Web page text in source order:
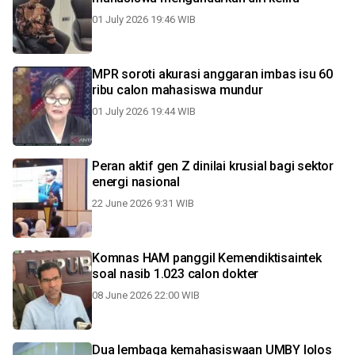
01 July 2026 19:46 WIB
MPR soroti akurasi anggaran imbas isu 60
ribu calon mahasiswa mundur
01 July 2026 19:44 WIB
Peran aktif gen Z dinilai krusial bagi sektor
energi nasional
22 June 2026 9:31 WIB
Komnas HAM panggil Kemendiktisaintek
soal nasib 1.023 calon dokter
08 June 2026 22:00 WIB
Dua lembaga kemahasiswaan UMBY lolos